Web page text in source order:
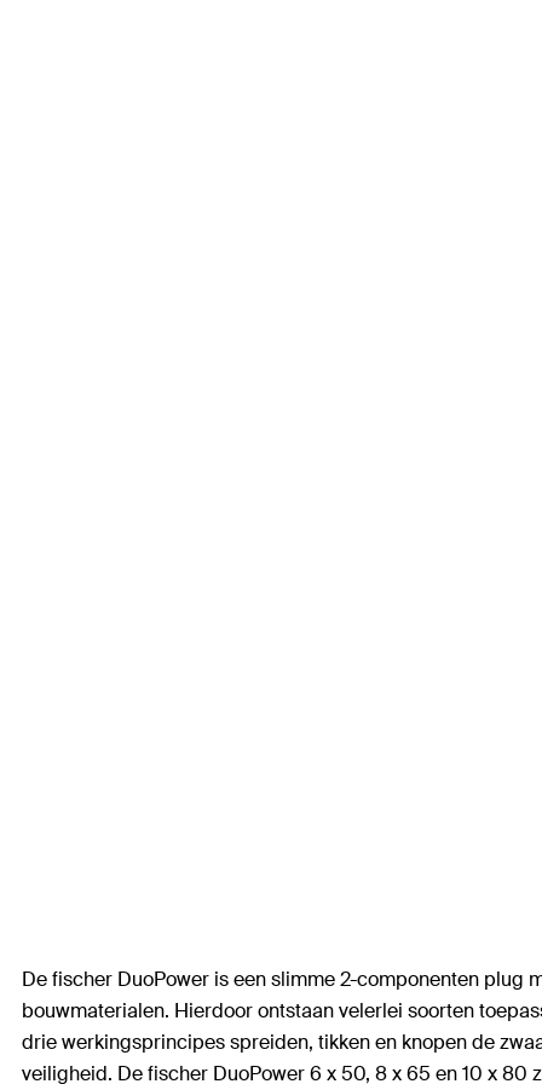
De fischer DuoPower is een slimme 2-componenten
bouwmaterialen. Hierdoor ontstaan velerlei soorten
drie werkingsprincipes spreiden, tikken en knopen de
veiligheid. De fischer DuoPower 6 x 50, 8 x 65 en 10 x